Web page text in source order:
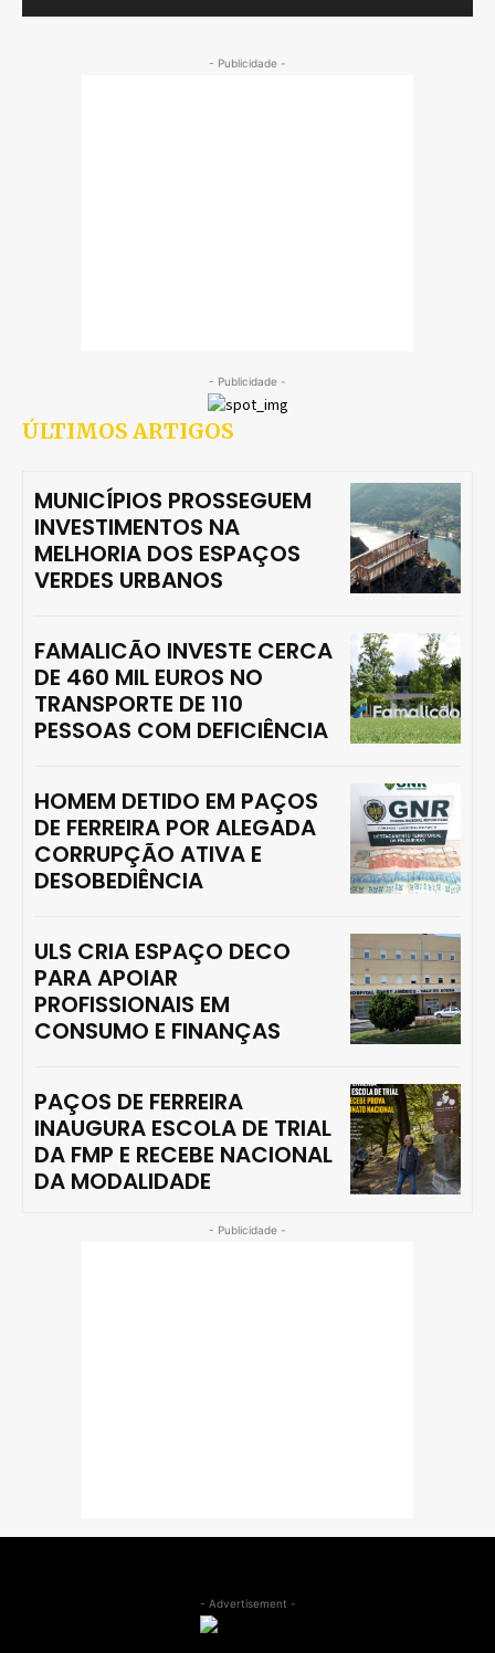
- Publicidade -
- Publicidade -
ÚLTIMOS ARTIGOS
MUNICÍPIOS PROSSEGUEM
INVESTIMENTOS NA
MELHORIA DOS ESPAÇOS
VERDES URBANOS
FAMALICÃO INVESTE CERCA
DE 460 MIL EUROS NO
TRANSPORTE DE 110
PESSOAS COM DEFICIÊNCIA
HOMEM DETIDO EM PAÇOS
DE FERREIRA POR ALEGADA
CORRUPÇÃO ATIVA E
DESOBEDIÊNCIA
ULS CRIA ESPAÇO DECO
PARA APOIAR
PROFISSIONAIS EM
CONSUMO E FINANÇAS
PAÇOS DE FERREIRA
INAUGURA ESCOLA DE TRIAL
DA FMP E RECEBE NACIONAL
DA MODALIDADE
- Publicidade -
- Advertisement -